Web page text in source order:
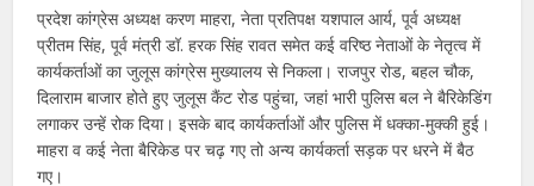
प्रदेश कांग्रेस अध्यक्ष करण माहरा, नेता प्रतिपक्ष यशपाल आर्य, पूर्व अध्यक्ष
प्रीतम सिंह, पूर्व मंत्री डॉ. हरक सिंह रावत समेत कई वरिष्ठ नेताओं के नेतृत्व में
कार्यकर्ताओं का जुलूस कांग्रेस मुख्यालय से निकला। राजपुर रोड, बहल चौक,
दिलाराम बाजार होते हुए जुलूस कैंट रोड पहुंचा, जहां भारी पुलिस बल ने बैरिकेडिंग
लगाकर उन्हें रोक दिया। इसके बाद कार्यकर्ताओं और पुलिस में धक्का-मुक्की हुई।
माहरा व कई नेता बैरिकेड पर चढ़ गए तो अन्य कार्यकर्ता सड़क पर धरने में बैठ
गए।